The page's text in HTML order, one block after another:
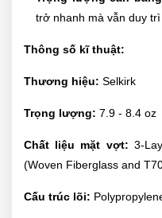
trở nhanh mà vẫn duy trì
Thông số kĩ thuật:
Thương hiệu: Selkirk
Trọng lượng: 7.9 - 8.4 oz
Chất liệu mặt vợt: 3-
(Woven Fiberglass and
Cấu trúc lõi: